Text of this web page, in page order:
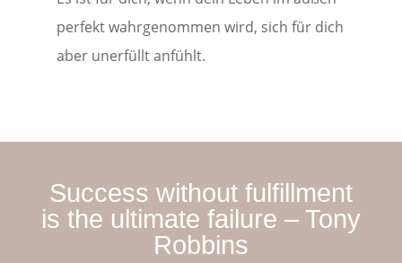
perfekt wahrgenommen wird, sich für dich
aber unerfüllt anfühlt.
Success without fulfillment
is the ultimate failure – Tony
Robbins